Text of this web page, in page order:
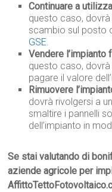
Continuare a
questo caso,
scambio sul posto
GSE.
Vendere
questo caso,
pagare il valore
Rimuovere
dovrà rivolgersi a
smaltire i pannelli
dell’impianto in
Se stai valutando di
aziende agricole per